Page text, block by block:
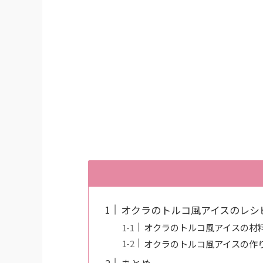
オクラのトルコ風アイスのレシ
オクラのトルコ風アイスの材
オクラのトルコ風アイスの作